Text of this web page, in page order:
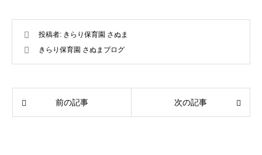
投稿者: きらり保育園 さぬま
きらり保育園 さぬまブログ
前の記事 次の記事